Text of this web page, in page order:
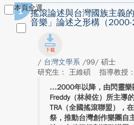
本頁全選
1
搖滾論述與台灣國族主義
音樂」論述之形構（2000-
/ 台灣文學系 /99/ 碩士
研究生： 王維碩
指導教授：
2000年以降，由閃靈樂
Freddy（林昶佐）所主導
TRA（全國搖滾聯盟），
祭，推動台灣創作樂團自